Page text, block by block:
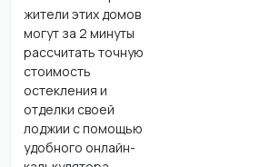
жители этих домов
могут за 2 минуты
рассчитать точную
стоимость
остекления и
отделки своей
лоджии с помощью
удобного онлайн-